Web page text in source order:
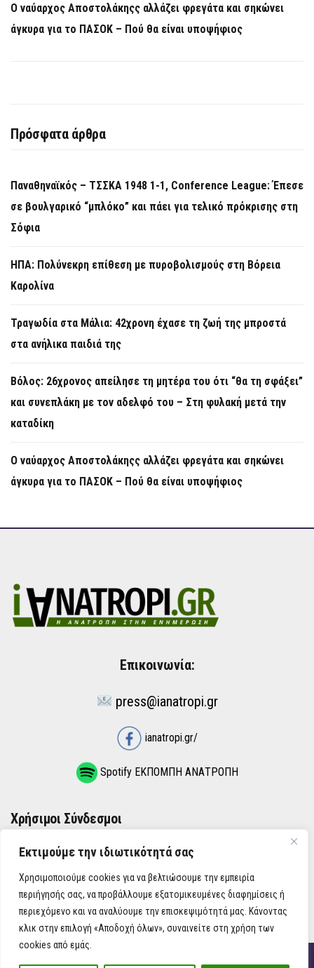
Εκτιμούμε την ιδιωτικότητά σας
Χρησιμοποιούμε cookies για να βελτιώσουμε την εμπειρία
περιήγησής σας, να προβάλλουμε εξατομικευμένες διαφημίσεις ή
περιεχόμενο και να αναλύουμε την επισκεψιμότητά μας. Κάνοντας
κλικ στην επιλογή «Αποδοχή όλων», συναινείτε στη χρήση των
cookies από εμάς.
Ο ναύαρχος Αποστολάκηςς αλλάζει φρεγάτα και σηκώνει
άγκυρα για το ΠΑΣΟΚ – Πού θα είναι υποψήφιος
Πρόσφατα άρθρα
Παναθηναϊκός – ΤΣΣΚΑ 1948 1-1, Conference League: Έπεσε
σε βουλγαρικό “μπλόκο” και πάει για τελικό πρόκρισης στη
Σόφια
ΗΠΑ: Πολύνεκρη επίθεση με πυροβολισμούς στη Βόρεια
Καρολίνα
Τραγωδία στα Μάλια: 42χρονη έχασε τη ζωή της μπροστά
στα ανήλικα παιδιά της
Βόλος: 26χρονος απείλησε τη μητέρα του ότι “θα τη σφάξει”
και συνεπλάκη με τον αδελφό του – Στη φυλακή μετά την
καταδίκη
Ο ναύαρχος Αποστολάκηςς αλλάζει φρεγάτα και σηκώνει
άγκυρα για το ΠΑΣΟΚ – Πού θα είναι υποψήφιος
Επικοινωνία:
press@ianatropi.gr
ianatropi.gr/
Spotify ΕΚΠΟΜΠΗ ΑΝΑΤΡΟΠΗ
Χρήσιμοι Σύνδεσμοι
ΌΡΟΙ ΧΡΉΣΗΣ
ΠΟΛΙΤΙΚΉ ΑΠΟΡΡΉΤΟΥ